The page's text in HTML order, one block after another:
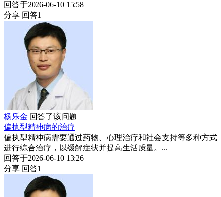
回答于2026-06-10 15:58
分享 回答1
杨乐金 回答了该问题
偏执型精神病的治疗
偏执型精神病需要通过药物、心理治疗和社会支持等多种方式
进行综合治疗，以缓解症状并提高生活质量。...
回答于2026-06-10 13:26
分享 回答1